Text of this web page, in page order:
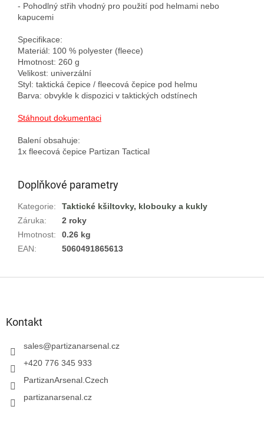
- Pohodlný střih vhodný pro použití pod helmami nebo
kapucemi
Specifikace:
Materiál: 100 % polyester (fleece)
Hmotnost: 260 g
Velikost: univerzální
Styl: taktická čepice / fleecová čepice pod helmu
Barva: obvykle k dispozici v taktických odstínech
Stáhnout dokumentaci
Balení obsahuje:
Doplňkové parametry
Kategorie:
Taktické kšiltovky, klobouky a kukly
Záruka:
2 roky
Hmotnost:
0.26 kg
EAN: 5060491865613
Kontakt
sales@partizanarsenal.cz
+420 776 345 933
PartizanArsenal.Czech
partizanarsenal.cz